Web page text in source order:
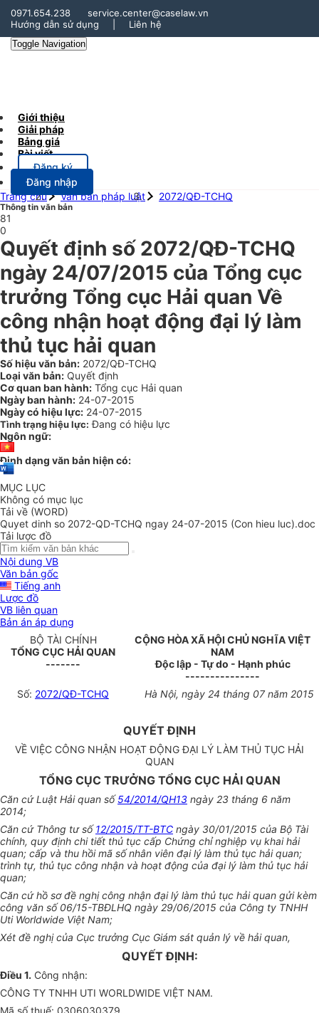
0971.654.238
service.center@caselaw.vn
Hướng dẫn sử dụng
Liên hệ
Toggle Navigation
Giới thiệu
Giải pháp
Bảng giá
Bài viết
Đăng ký
Đăng nhập
Trang chủ
Văn bản pháp luật 2072/QĐ-TCHQ
Thông tin văn bản
81
0
Quyết định số 2072/QĐ-TCHQ
ngày 24/07/2015 của Tổng cục
trưởng Tổng cục Hải quan Về
công nhận hoạt động đại lý làm
thủ tục hải quan
Số hiệu văn bản: 2072/QĐ-TCHQ
Loại văn bản: Quyết định
Cơ quan ban hành: Tổng cục Hải quan
Ngày ban hành: 24-07-2015
Ngày có hiệu lực: 24-07-2015
Tình trạng hiệu lực: Đang có hiệu lực
Ngôn ngữ:
Định dạng văn bản hiện có:
MỤC LỤC
Không có mục lục
Tải về (WORD)
Quyet dinh so 2072-QD-TCHQ ngay 24-07-2015 (Con hieu luc).doc
Tải lược đồ
Nội dung VB
Văn bản gốc
Tiếng anh
Lược đồ
VB liên quan
Bản án áp dụng
BỘ TÀI CHÍNH
TỔNG CỤC HẢI QUAN
-------
CỘNG HÒA XÃ HỘI CHỦ NGHĨA VIỆT
NAM
Độc lập - Tự do - Hạnh phúc
---------------
Số: 2072/QĐ-TCHQ Hà Nội, ngày 24 tháng 07 năm 2015
QUYẾT ĐỊNH
VỀ VIỆC CÔNG NHẬN HOẠT ĐỘNG ĐẠI LÝ LÀM THỦ TỤC HẢI
QUAN
TỔNG CỤC TRƯỞNG TỔNG CỤC HẢI QUAN
Căn cứ Luật Hải quan số54/2014/QH13 ngày 23 tháng 6 năm
2014;
Căn cứ Thông tư số12/2015/TT-BTC ngày 30/01/2015 của Bộ Tài
chính, quy định chi tiết thủ tục cấp Chứng chỉ nghiệp vụ khai hải
quan; cấp và thu hồi mã số nhân viên đại lý làm thủ tục hải quan;
trình tự, thủ tục công nhận và hoạt động của đại lý làm thủ tục hải
quan;
Căn cứ hồ sơ đề nghị công nhận đại lý làm thủ tục hải quan gửi kèm
công văn số 06/15-TBĐLHQ ngày 29/06/2015 của Công ty TNHH
Uti Worldwide Việt Nam;
Xét đề nghị của Cục trưởng Cục Giám sát quản lý về hải quan,
QUYẾT ĐỊNH:
Điều 1. Công nhận:
CÔNG TY TNHH UTI WORLDWIDE VIỆT NAM.
Mã số thuế: 0306030379.